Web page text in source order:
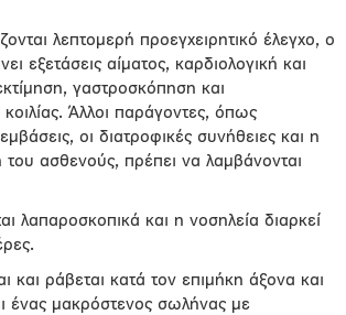
λεπτομερή προεγχειρητικό έλεγχο, ο
εξετάσεις αίματος, καρδιολογική και
γαστροσκόπηση και
Άλλοι παράγοντες, όπως
οι διατροφικές συνήθειες και η
του ασθενούς, πρέπει να λαμβάνονται
λαπαροσκοπικά και η νοσηλεία διαρκεί
και ράβεται κατά τον επιμήκη άξονα και
ένας μακρόστενος σωλήνας με